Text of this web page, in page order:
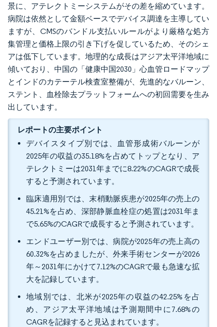
景に、アテレクトミーシステムがその差を縮めています。
病院は依然として金額ベースでデバイス調達を主導してい
ますが、CMSのバンドル支払いルールがより厳格な処方
集管理と価格上限の引き下げを促しているため、そのシェ
アは低下しています。地理的な成長はアジア太平洋地域に
傾いており、中国の「健康中国2030」心血管ロードマップ
とインドのカテーテル検査室整備が、先進的なバルーン、
ステント、血栓除去プラットフォームへの初回需要を生み
出しています。
レポートの主要ポイント
デバイスタイプ別では、血管形成術バルーンが
2025年の収益の35.18%を占めてトップとなり、ア
テレクトミーは2031年までに8.22%のCAGRで成長
すると予測されています。
臨床適用別では、末梢動脈疾患が2025年の売上の
45.21%を占め、深部静脈血栓症の処置は2031年ま
で5.65%のCAGRで成長すると予測されています。
エンドユーザー別では、病院が2025年の売上高の
60.32%を占めましたが、外来手術センターが2026
年～2031年にかけて7.12%のCAGRで最も急速な拡
大を記録しています。
地域別では、北米が2025年の収益の42.25%を占
め、アジア太平洋地域は予測期間中に7.68%の
CAGRを記録すると見込まれています。